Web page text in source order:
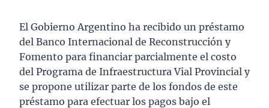
El Gobierno Argentino ha recibido un préstamo
del Banco Internacional de Reconstrucción y
Fomento para financiar parcialmente el costo
del Programa de Infraestructura Vial Provincial y
se propone utilizar parte de los fondos de este
préstamo para efectuar los pagos bajo el